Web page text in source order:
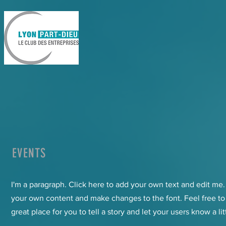
EVENTS
I'm a paragraph. Click here to add your own text and edit
your own content and make changes to the font. Feel free
great place for you to tell a story and let your users know a